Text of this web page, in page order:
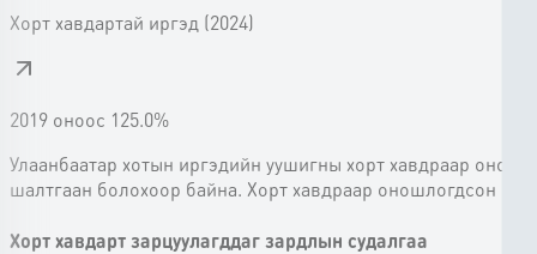
Xорт хавдартай иргэд (2024)
2019 оноос 125.0%
Улаанбаатар хотын иргэдийн уушигны хорт хавдраар
шалтгаан болохоор байна. Хорт хавдраар оношлогдсон
Хорт хавдарт зарцуулагддаг зардлын судалгаа